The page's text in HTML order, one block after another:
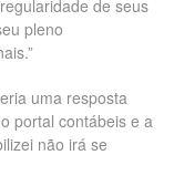
de seus
pleno
uma resposta
portal contábeis e a
não irá se